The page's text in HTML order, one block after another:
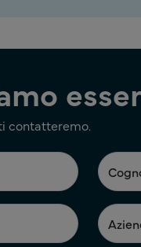
contatteremo.